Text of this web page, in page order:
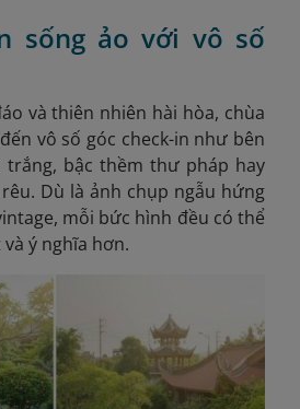
sống ảo với vô số
và thiên nhiên hài hòa, chùa
vô số góc check-in như bên
bậc thềm thư pháp hay
Dù là ảnh chụp ngẫu hứng
mỗi bức hình đều có thể
ý nghĩa hơn.